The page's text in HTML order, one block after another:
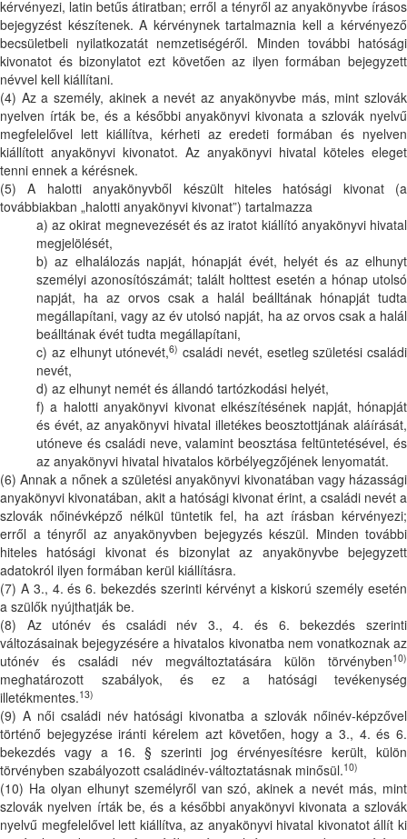
kérvényezi, latin betűs átiratban; erről a tényről az anyakönyvbe írásos
bejegyzést készítenek. A kérvénynek tartalmaznia kell a kérvényező
becsületbeli nyilatkozatát nemzetiségéről. Minden további hatósági
kivonatot és bizonylatot ezt követően az ilyen formában bejegyzett
névvel kell kiállítani.
(4) Az a személy, akinek a nevét az anyakönyvbe más, mint szlovák
nyelven írták be, és a későbbi anyakönyvi kivonata a szlovák nyelvű
megfelelővel lett kiállítva, kérheti az eredeti formában és nyelven
kiállított anyakönyvi kivonatot. Az anyakönyvi hivatal köteles eleget
tenni ennek a kérésnek.
(5) A halotti anyakönyvből készült hiteles hatósági kivonat (a
továbbiakban „halotti anyakönyvi kivonat”) tartalmazza
a) az okirat megnevezését és az iratot kiállító anyakönyvi hivatal
megjelölését,
b) az elhalálozás napját, hónapját évét, helyét és az elhunyt
személyi azonosítószámát; talált holttest esetén a hónap utolsó
napját, ha az orvos csak a halál beálltának hónapját tudta
megállapítani, vagy az év utolsó napját, ha az orvos csak a halál
beálltának évét tudta megállapítani,
c) az elhunyt utónevét,6) családi nevét, esetleg születési családi
nevét,
d) az elhunyt nemét és állandó tartózkodási helyét,
f) a halotti anyakönyvi kivonat elkészítésének napját, hónapját
és évét, az anyakönyvi hivatal illetékes beosztottjának aláírását,
utóneve és családi neve, valamint beosztása feltüntetésével, és
az anyakönyvi hivatal hivatalos körbélyegzőjének lenyomatát.
(6) Annak a nőnek a születési anyakönyvi kivonatában vagy házassági
anyakönyvi kivonatában, akit a hatósági kivonat érint, a családi nevét a
szlovák nőinévképző nélkül tüntetik fel, ha azt írásban kérvényezi;
erről a tényről az anyakönyvben bejegyzés készül. Minden további
hiteles hatósági kivonat és bizonylat az anyakönyvbe bejegyzett
adatokról ilyen formában kerül kiállításra.
(7) A 3., 4. és 6. bekezdés szerinti kérvényt a kiskorú személy esetén
a szülők nyújthatják be.
(8) Az utónév és családi név 3., 4. és 6. bekezdés szerinti
változásainak bejegyzésére a hivatalos kivonatba nem vonatkoznak az
utónév és családi név megváltoztatására külön törvényben10)
meghatározott szabályok, és ez a hatósági tevékenység
illetékmentes.13)
(9) A női családi név hatósági kivonatba a szlovák nőinév-képzővel
történő bejegyzése iránti kérelem azt követően, hogy a 3., 4. és 6.
bekezdés vagy a 16. § szerinti jog érvényesítésre került, külön
törvényben szabályozott családinév-változtatásnak minősül.10)
(10) Ha olyan elhunyt személyről van szó, akinek a nevét más, mint
szlovák nyelven írták be, és a későbbi anyakönyvi kivonata a szlovák
nyelvű megfelelővel lett kiállítva, az anyakönyvi hivatal kivonatot állít ki